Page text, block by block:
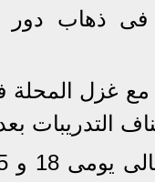
4 أيام بعد التعادل مع
التدريبات